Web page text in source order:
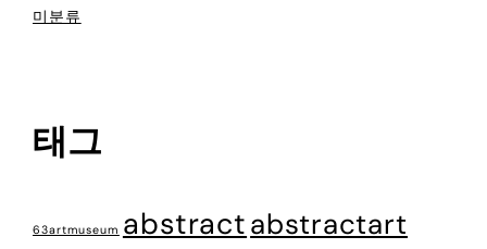
미분류
태그
63artmuseum abstractabstractart